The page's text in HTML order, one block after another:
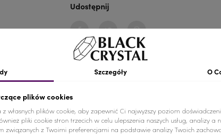
Udostępnij
UdostępnijTweetujPinterest
w atrakcyjnych cenach. Kamienie można przykleić lub
powłoki (w czystym bazowym kolorze). Kamienie
Szczegóły O
plików cookies
z własnych plików cookie, aby zapewnić Ci najwyższy poziom
pliki cookie stron trzecich w celu ulepszenia naszych usług, analizy a
związanych z Twoimi preferencjami na podstawie analizy Twoich